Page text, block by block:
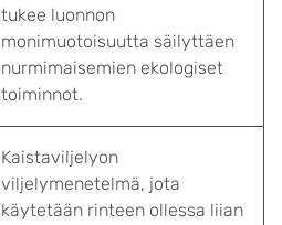
tukee luonnon
monimuotoisuutta säilyttäen
nurmimaisemien ekologiset
toiminnot.
Kaistaviljelyon
viljelymenetelmä, jota
käytetään rinteen ollessa liian